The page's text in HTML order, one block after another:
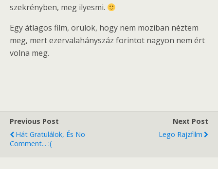
szekrényben, meg ilyesmi.
Egy átlagos film, örülök, hogy nem moziban néztem
meg, mert ezervalahányszáz forintot nagyon nem ért
volna meg.
Previous Post
Hát Gratulálok, És No
Comment... :(
Next Post
Lego Rajzfilm